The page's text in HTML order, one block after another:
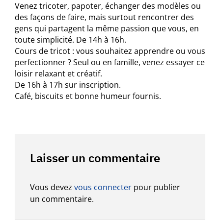
Venez tricoter, papoter, échanger des modèles ou
des façons de faire, mais surtout rencontrer des
gens qui partagent la même passion que vous, en
toute simplicité. De 14h à 16h.
Cours de tricot : vous souhaitez apprendre ou vous
perfectionner ? Seul ou en famille, venez essayer ce
loisir relaxant et créatif.
De 16h à 17h sur inscription.
Café, biscuits et bonne humeur fournis.
Laisser un commentaire
Vous devez vous connecter pour publier
un commentaire.